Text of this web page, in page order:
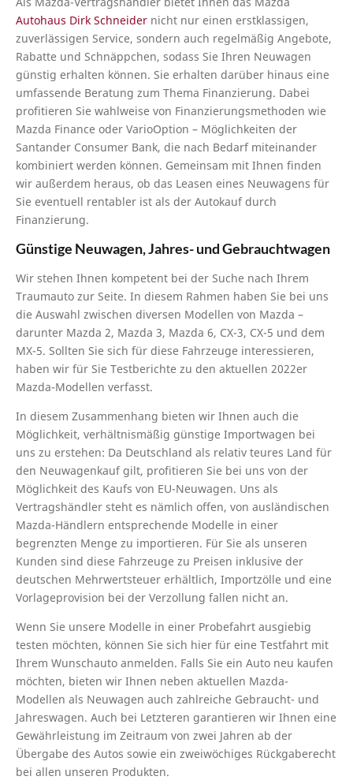
Autohaus Dirk Schneider nicht nur einen erstklassigen,
zuverlässigen Service, sondern auch regelmäßig Angebote,
Rabatte und Schnäppchen, sodass Sie Ihren Neuwagen
günstig erhalten können. Sie erhalten darüber hinaus eine
umfassende Beratung zum Thema Finanzierung. Dabei
profitieren Sie wahlweise von Finanzierungsmethoden wie
Mazda Finance oder VarioOption – Möglichkeiten der
Santander Consumer Bank, die nach Bedarf miteinander
kombiniert werden können. Gemeinsam mit Ihnen finden
wir außerdem heraus, ob das Leasen eines Neuwagens für
Sie eventuell rentabler ist als der Autokauf durch
Finanzierung.
Günstige Neuwagen, Jahres- und Gebrauchtwagen
Wir stehen Ihnen kompetent bei der Suche nach Ihrem
Traumauto zur Seite. In diesem Rahmen haben Sie bei uns
die Auswahl zwischen diversen Modellen von Mazda –
darunter Mazda 2, Mazda 3, Mazda 6, CX-3, CX-5 und dem
MX-5. Sollten Sie sich für diese Fahrzeuge interessieren,
haben wir für Sie Testberichte zu den aktuellen 2022er
Mazda-Modellen verfasst.
In diesem Zusammenhang bieten wir Ihnen auch die
Möglichkeit, verhältnismäßig günstige Importwagen bei
uns zu erstehen: Da Deutschland als relativ teures Land für
den Neuwagenkauf gilt, profitieren Sie bei uns von der
Möglichkeit des Kaufs von EU-Neuwagen. Uns als
Vertragshändler steht es nämlich offen, von ausländischen
Mazda-Händlern entsprechende Modelle in einer
begrenzten Menge zu importieren. Für Sie als unseren
Kunden sind diese Fahrzeuge zu Preisen inklusive der
deutschen Mehrwertsteuer erhältlich, Importzölle und eine
Vorlageprovision bei der Verzollung fallen nicht an.
Wenn Sie unsere Modelle in einer Probefahrt ausgiebig
testen möchten, können Sie sich hier für eine Testfahrt mit
Ihrem Wunschauto anmelden. Falls Sie ein Auto neu kaufen
möchten, bieten wir Ihnen neben aktuellen Mazda-
Modellen als Neuwagen auch zahlreiche Gebraucht- und
Jahreswagen. Auch bei Letzteren garantieren wir Ihnen eine
Gewährleistung im Zeitraum von zwei Jahren ab der
Übergabe des Autos sowie ein zweiwöchiges Rückgaberecht
bei allen unseren Produkten.